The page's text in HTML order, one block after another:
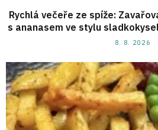
Rychlá večeře ze spíže:
s ananasem ve stylu
8. 8. 2026